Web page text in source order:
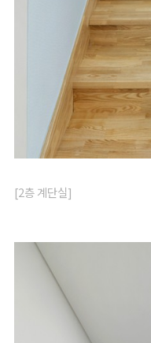
[2층 계단실]